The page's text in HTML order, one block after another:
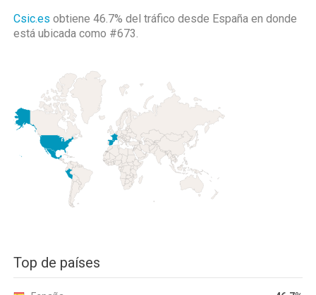
Csic.es obtiene 46.7% del tráfico desde España en donde
está ubicada como #673.
Top de países